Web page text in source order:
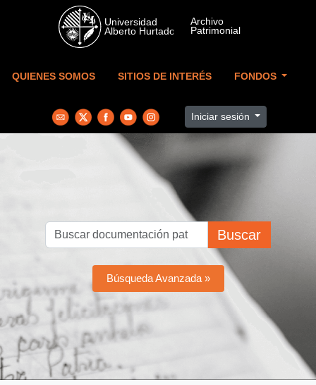
Skip to main content
QUIENES SOMOS SITIOS DE INTERÉS FONDOS
Iniciar sesión
Buscar
Búsqueda Avanzada »